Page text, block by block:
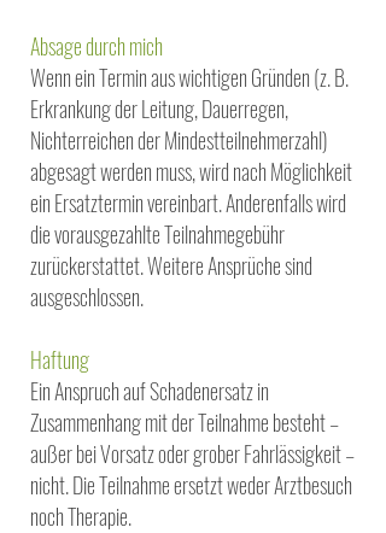
Absage durch mich
Wenn ein Termin aus wichtigen Gründen (z. B.
Erkrankung der Leitung, Dauerregen,
Nichterreichen der Mindestteilnehmerzahl)
abgesagt werden muss, wird nach Möglichkeit
ein Ersatztermin vereinbart. Anderenfalls wird
die vorausgezahlte Teilnahmegebühr
zurückerstattet. Weitere Ansprüche sind
ausgeschlossen.
Haftung
Ein Anspruch auf Schadenersatz in
Zusammenhang mit der Teilnahme besteht –
außer bei Vorsatz oder grober Fahrlässigkeit –
nicht. Die Teilnahme ersetzt weder Arztbesuch
noch Therapie.